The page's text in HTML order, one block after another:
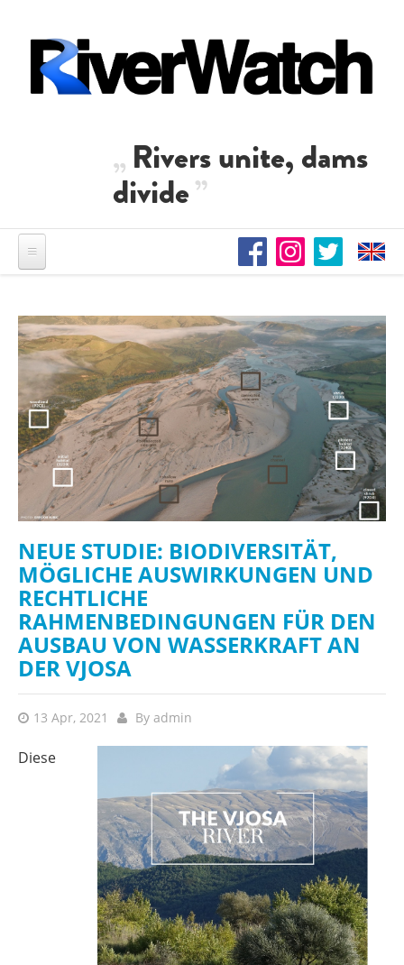
Rivers unite, dams
divide
NEUE STUDIE: BIODIVERSITÄT,
MÖGLICHE AUSWIRKUNGEN UND
RECHTLICHE
RAHMENBEDINGUNGEN FÜR DEN
AUSBAU VON WASSERKRAFT AN
DER VJOSA
13 Apr, 2021 By admin
Diese